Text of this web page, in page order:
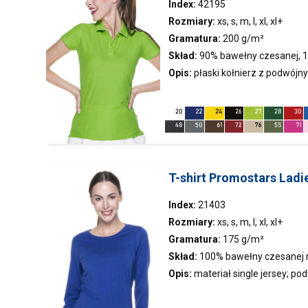
Index: 42195
Rozmiary: xs, s, m, l, xl, xl+
Gramatura: 200 g/m²
Skład: 90% bawełny czesanej,
bawełny czesanej, 30%
Opis: płaski kołnierz z
wykończone taśmą; podwójne
T-shirt Promostars
Index: 21403
Rozmiary: xs, s, m, l, xl, xl+
Gramatura: 175 g/m²
Skład: 100% bawełny czesanej
bawełny czesanej, 10% wiskozy
Opis:materiał single jersey;